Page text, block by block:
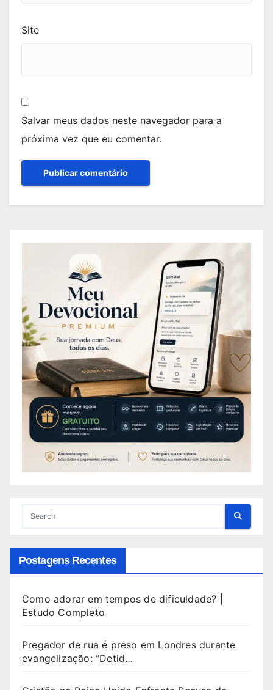
Site
Salvar meus dados neste navegador para a
próxima vez que eu comentar.
Postagens Recentes
Como adorar em tempos de dificuldade? |
Estudo Completo
Pregador de rua é preso em Londres durante
evangelização: “Detid…